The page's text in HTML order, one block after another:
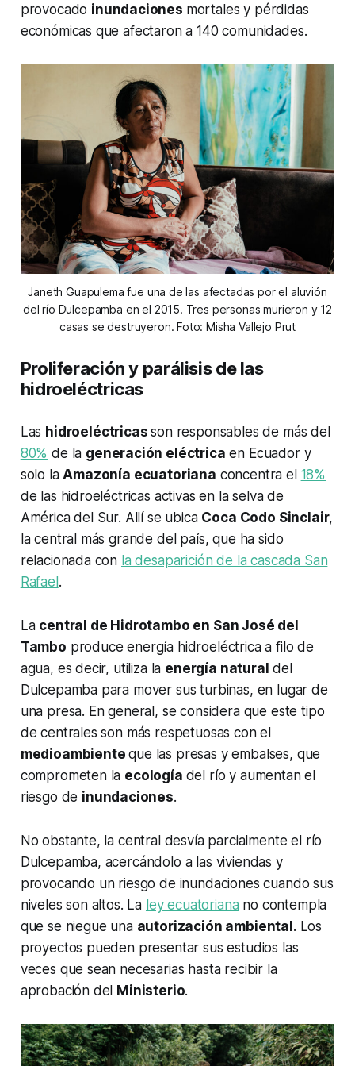
provocado inundaciones mortales y pérdidas
económicas que afectaron a 140 comunidades.
Janeth Guapulema fue una de las afectadas por el aluvión
del río Dulcepamba en el 2015. Tres personas murieron y 12
casas se destruyeron. Foto: Misha Vallejo Prut
Proliferación y parálisis de las
hidroeléctricas
Las hidroeléctricasson responsables de más del
80% de la generación eléctrica en Ecuador y
solo laAmazonía ecuatoriana concentra el 18%
de las hidroeléctricas activas en la selva de
América del Sur. Allí se ubica Coca Codo Sinclair,
la central más grande del país, que ha sido
relacionada con la desaparición de la cascada San
Rafael .
La central de Hidrotambo en San José del
Tambo produce energía hidroeléctrica a filo de
agua, es decir, utiliza la energía natural del
Dulcepamba para mover sus turbinas, en lugar de
una presa. En general, se considera que este tipo
de centrales son más respetuosas con el
medioambienteque las presas y embalses, que
comprometen la ecología del río y aumentan el
riesgo de inundaciones.
No obstante, la central desvía parcialmente el río
Dulcepamba, acercándolo a las viviendas y
provocando un riesgo de inundaciones cuando sus
niveles son altos. La ley ecuatoriana no contempla
que se niegue una autorización ambiental . Los
proyectos pueden presentar sus estudios las
veces que sean necesarias hasta recibir la
aprobación del Ministerio.